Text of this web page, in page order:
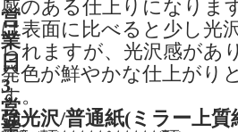
感のある仕上りになりま
は表面に比べると少し光
られますが、光沢感があ
発色が鮮やかな仕上がり
す。
強光沢/普通紙(ミラー上質
営
業
日
3
営